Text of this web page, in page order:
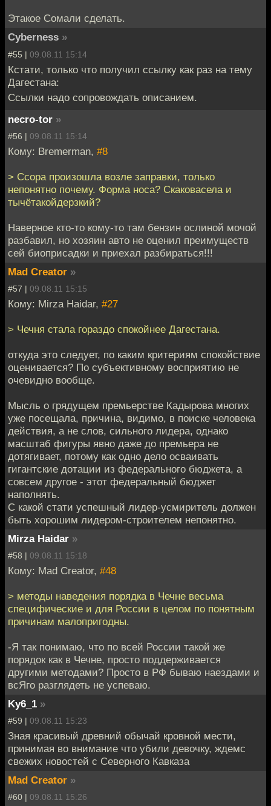
Этакое Сомали сделать.
Cyberness »
#55 | 09.08.11 15:14
Кстати, только что получил ссылку как раз на тему
Дагестана:
Ссылки надо сопровождать описанием.
necro-tor »
#56 | 09.08.11 15:14
Кому: Bremerman, #8
> Ссора произошла возле заправки, только
непонятно почему. Форма носа? Скаковасела и
тычётакойдерзкий?
Наверное кто-то кому-то там бензин ослиной мочой
разбавил, но хозяин авто не оценил преимуществ
сей биоприсадки и приехал разбираться!!!
Mad Creator »
#57 | 09.08.11 15:15
Кому: Mirza Haidar, #27
> Чечня стала гораздо спокойнее Дагестана.
откуда это следует, по каким критериям спокойствие
оценивается? По субъективному восприятию не
очевидно вообще.
Мысль о грядущем премьерстве Кадырова многих
уже посещала, причина, видимо, в поиске человека
действия, а не слов, сильного лидера, однако
масштаб фигуры явно даже до премьера не
дотягивает, потому как одно дело осваивать
гигантские дотации из федерального бюджета, а
совсем другое - этот федеральный бюджет
наполнять.
С какой стати успешный лидер-усмиритель должен
быть хорошим лидером-строителем непонятно.
Mirza Haidar »
#58 | 09.08.11 15:18
Кому: Mad Creator, #48
> методы наведения порядка в Чечне весьма
специфические и для России в целом по понятным
причинам малопригодны.
-Я так понимаю, что по всей России такой же
порядок как в Чечне, просто поддерживается
другими методами? Просто в РФ бываю наездами и
всЯго разглядеть не успеваю.
Ky6_1 »
#59 | 09.08.11 15:23
Зная красивый древний обычай кровной мести,
принимая во внимание что убили девочку, ждемс
свежих новостей с Северного Кавказа
Mad Creator »
#60 | 09.08.11 15:26